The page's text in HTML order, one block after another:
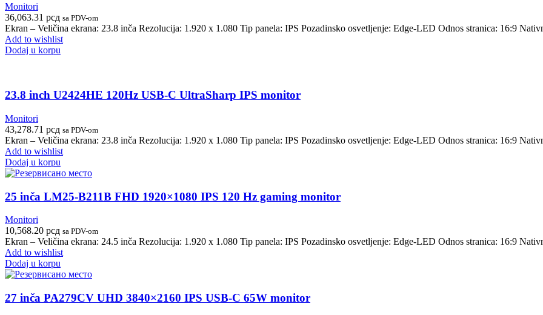
Monitori
36,063.31 рсд sa PDV-om
Ekran – Veličina ekrana: 23.8 inča Rezolucija: 1.920 x 1.080 Tip panela: IPS Pozadinsko osvetljenje: Edge-LED Odnos stranica: 16:9
Add to wishlist
Dodaj u korpu
23.8 inch U2424HE 120Hz USB-C UltraSharp IPS monitor
Monitori
43,278.71 рсд sa PDV-om
Ekran – Veličina ekrana: 23.8 inča Rezolucija: 1.920 x 1.080 Tip panela: IPS Pozadinsko osvetljenje: Edge-LED Odnos stranica: 16:9
Add to wishlist
Dodaj u korpu
25 inča LM25-B211B FHD 1920×1080 IPS 120 Hz gaming monitor
Monitori
10,568.20 рсд sa PDV-om
Ekran – Veličina ekrana: 24.5 inča Rezolucija: 1.920 x 1.080 Tip panela: IPS Pozadinsko osvetljenje: Edge-LED Odnos stranica: 16:9
Add to wishlist
Dodaj u korpu
27 inča PA279CV UHD 3840×2160 IPS USB-C 65W monitor